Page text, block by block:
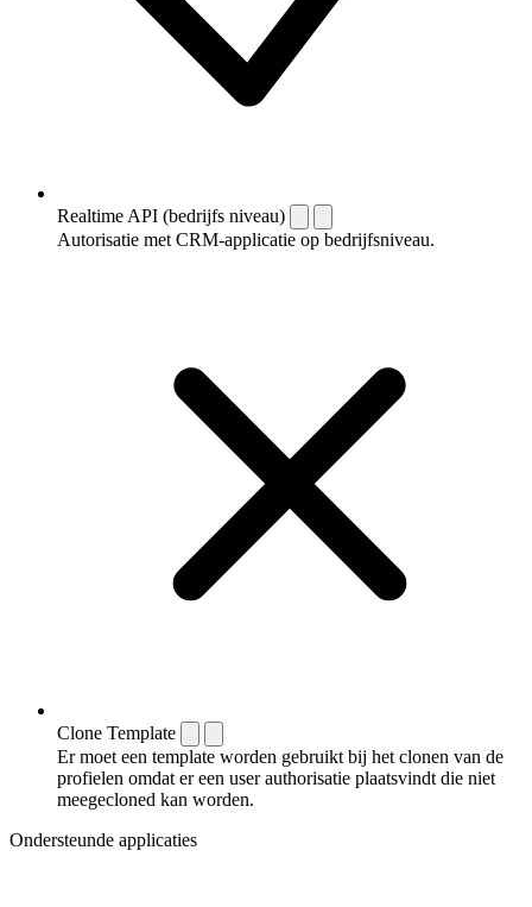
Realtime API (bedrijfs niveau)
Autorisatie met CRM-applicatie op bedrijfsniveau.
Clone Template
Er moet een template worden gebruikt bij het clonen van de
profielen omdat er een user authorisatie plaatsvindt die niet
meegecloned kan worden.
Ondersteunde applicaties